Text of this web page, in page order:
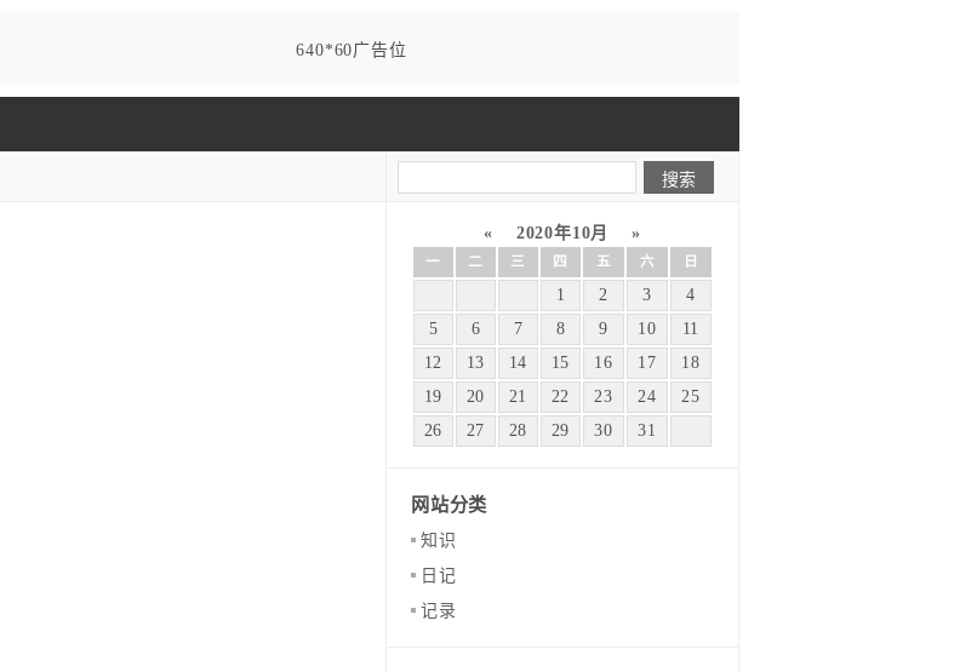
640*60广告位
« 2020年10月 »
一 二 三 四 五 六 日
1 2 3
4
5
6 7 8 9 10
11
12
13 14 15 16 17
18
19
20 21 22 23 24
25
26
27 28 29 30 31
网站分类
知识
日记
记录